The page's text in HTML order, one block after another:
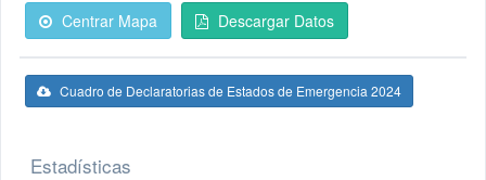
Centrar Mapa Descargar Datos
Cuadro de Declaratorias de Estados de Emergencia 2024
Estadísticas